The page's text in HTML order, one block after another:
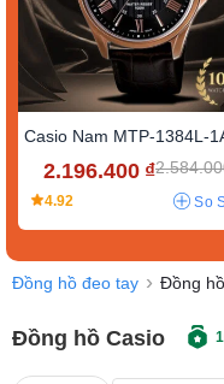
Casio Nam MTP-1384L-
2.196.400 ₫
4.92 So
Đồng hồ đeo tay Đồng
Đồng hồ Casio